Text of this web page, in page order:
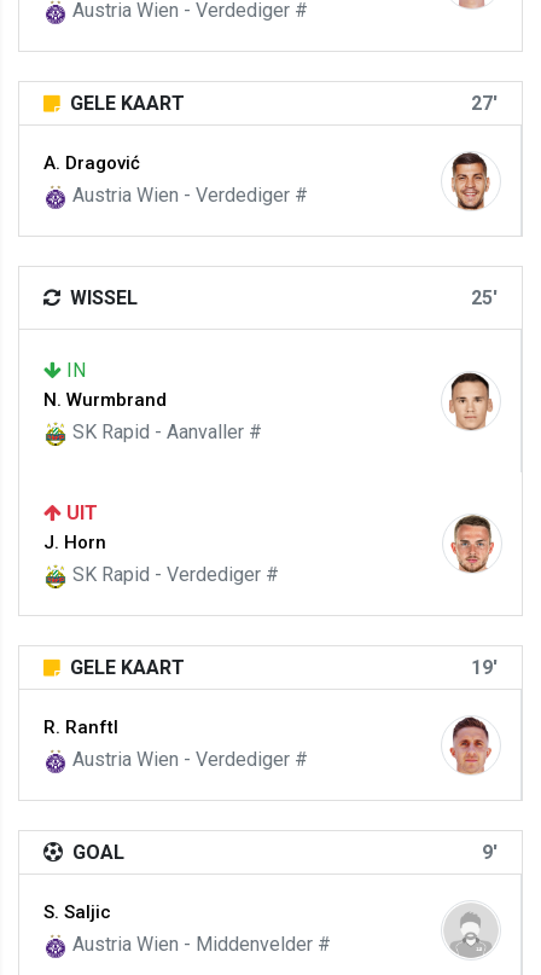
Austria Wien - Verdediger #
GELE KAART 27'
A. Dragović
Austria Wien - Verdediger #
WISSEL 25'
IN
N. Wurmbrand
SK Rapid - Aanvaller #
UIT
J. Horn
SK Rapid - Verdediger #
GELE KAART 19'
R. Ranftl
Austria Wien - Verdediger #
GOAL 9'
S. Saljic
Austria Wien - Middenvelder #